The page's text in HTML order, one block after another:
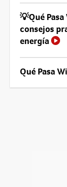
💡Qué
consejos
energía
Qué Pasa